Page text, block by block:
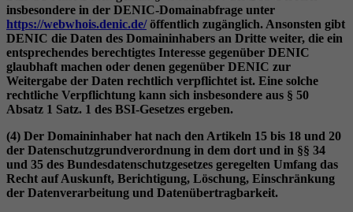
insbesondere in der DENIC-Domainabfrage unter
https://webwhois.denic.de/ öffentlich zugänglich. Ansonsten gibt
DENIC die Daten des Domaininhabers an Dritte weiter, die ein
entsprechendes berechtigtes Interesse gegenüber DENIC
glaubhaft machen oder denen gegenüber DENIC zur
Weitergabe der Daten rechtlich verpflichtet ist. Eine solche
rechtliche Verpflichtung kann sich insbesondere aus § 50
Absatz 1 Satz. 1 des BSI-Gesetzes ergeben.
(4) Der Domaininhaber hat nach den Artikeln 15 bis 18 und 20
der Datenschutzgrundverordnung in dem dort und in §§ 34
und 35 des Bundesdatenschutzgesetzes geregelten Umfang das
Recht auf Auskunft, Berichtigung, Löschung, Einschränkung
der Datenverarbeitung und Datenübertragbarkeit.